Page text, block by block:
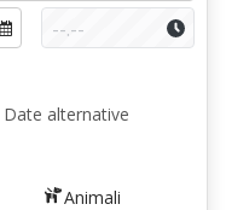
Date alternative
Animali